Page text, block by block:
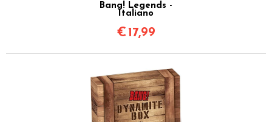
Bang! Legends -
Italiano
€ 17,99